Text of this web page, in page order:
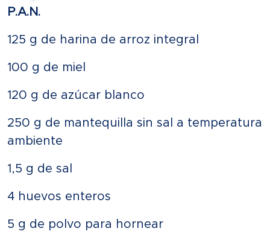
P.A.N.
125 g de harina de arroz integral
100 g de miel
120 g de azúcar blanco
250 g de mantequilla sin sal a temperatura
ambiente
1,5 g de sal
4 huevos enteros
5 g de polvo para hornear